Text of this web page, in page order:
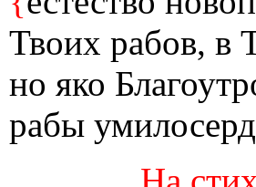
Твоих рабов, в
но яко
рабы